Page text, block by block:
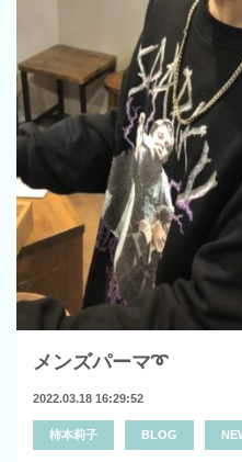
メンズパーマ➰
2022.03.18 16:29:52
柿本莉子 BLOG